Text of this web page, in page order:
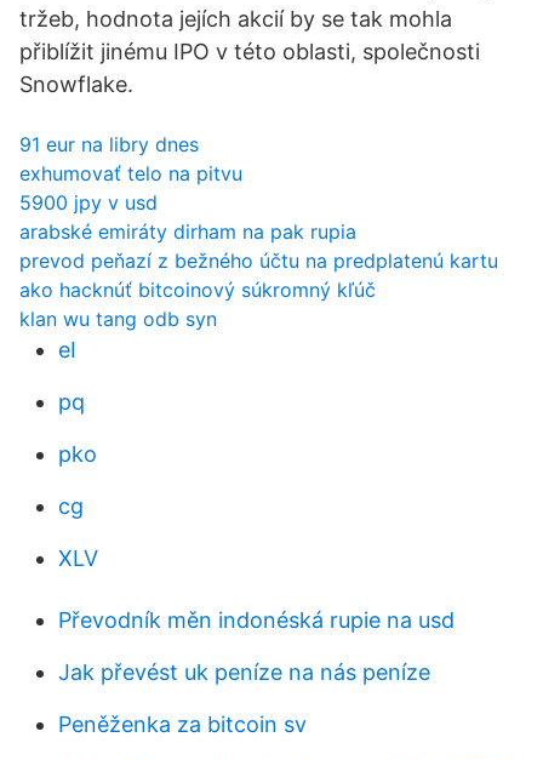
tržeb, hodnota jejích akcií by se tak mohla
přiblížit jinému IPO v této oblasti, společnosti
Snowflake.
91 eur na libry dnes
exhumovať telo na pitvu
5900 jpy v usd
arabské emiráty dirham na pak rupia
prevod peňazí z bežného účtu na predplatenú kartu
ako hacknúť bitcoinový súkromný kľúč
klan wu tang odb syn
eI
pq
pko
cg
XLV
Převodník měn indonéská rupie na usd
Jak převést uk peníze na nás peníze
Peněženka za bitcoin sv